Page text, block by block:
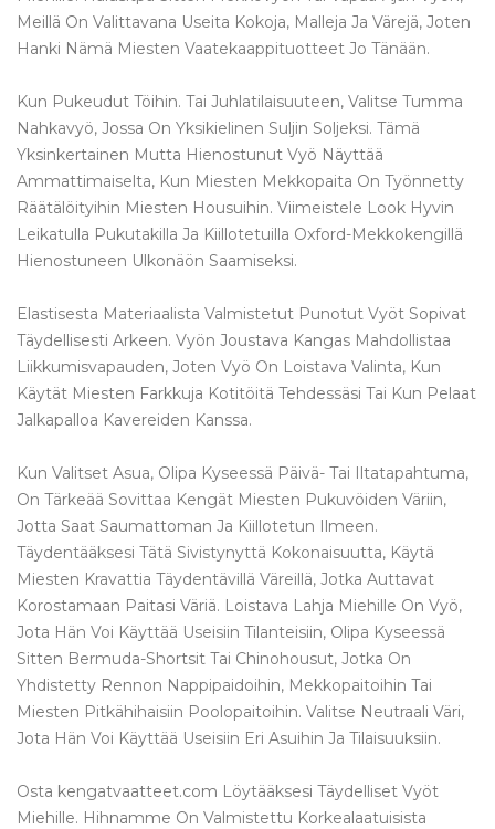
Meillä On Valittavana Useita Kokoja, Malleja Ja Värejä, Joten
Hanki Nämä Miesten Vaatekaappituotteet Jo Tänään.
Kun Pukeudut Töihin. Tai Juhlatilaisuuteen, Valitse Tumma
Nahkavyö, Jossa On Yksikielinen Suljin Soljeksi. Tämä
Yksinkertainen Mutta Hienostunut Vyö Näyttää
Ammattimaiselta, Kun Miesten Mekkopaita On Työnnetty
Räätälöityihin Miesten Housuihin. Viimeistele Look Hyvin
Leikatulla Pukutakilla Ja Kiillotetuilla Oxford-Mekkokengillä
Hienostuneen Ulkonäön Saamiseksi.
Elastisesta Materiaalista Valmistetut Punotut Vyöt Sopivat
Täydellisesti Arkeen. Vyön Joustava Kangas Mahdollistaa
Liikkumisvapauden, Joten Vyö On Loistava Valinta, Kun
Käytät Miesten Farkkuja Kotitöitä Tehdessäsi Tai Kun Pelaat
Jalkapalloa Kavereiden Kanssa.
Kun Valitset Asua, Olipa Kyseessä Päivä- Tai Iltatapahtuma,
On Tärkeää Sovittaa Kengät Miesten Pukuvöiden Väriin,
Jotta Saat Saumattoman Ja Kiillotetun Ilmeen.
Täydentääksesi Tätä Sivistynyttä Kokonaisuutta, Käytä
Miesten Kravattia Täydentävillä Väreillä, Jotka Auttavat
Korostamaan Paitasi Väriä. Loistava Lahja Miehille On Vyö,
Jota Hän Voi Käyttää Useisiin Tilanteisiin, Olipa Kyseessä
Sitten Bermuda-Shortsit Tai Chinohousut, Jotka On
Yhdistetty Rennon Nappipaidoihin, Mekkopaitoihin Tai
Miesten Pitkähihaisiin Poolopaitoihin. Valitse Neutraali Väri,
Jota Hän Voi Käyttää Useisiin Eri Asuihin Ja Tilaisuuksiin.
Osta kengatvaatteet.com Löytääksesi Täydelliset Vyöt
Miehille. Hihnamme On Valmistettu Korkealaatuisista